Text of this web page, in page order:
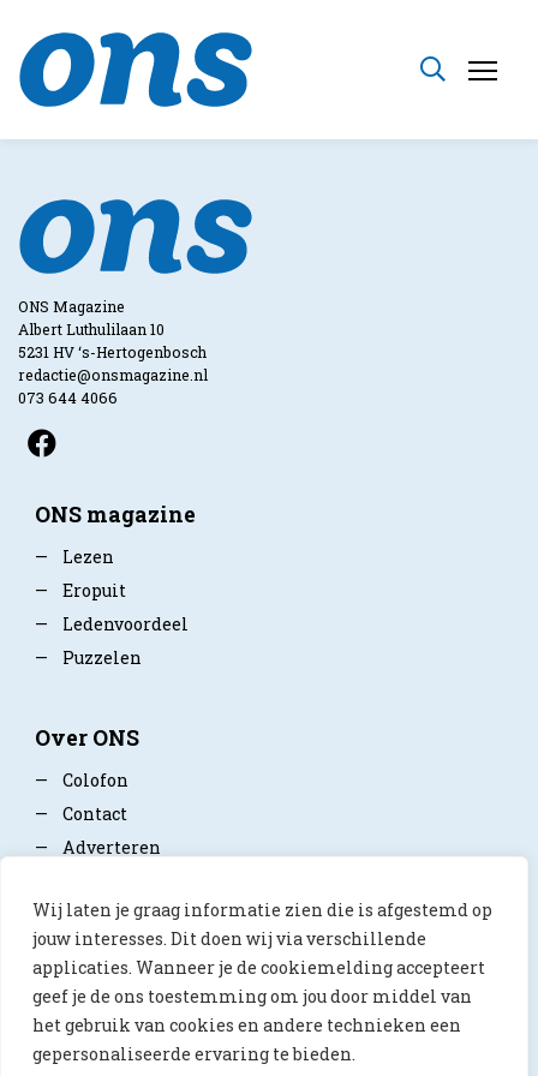
Wij laten je graag informatie zien die is afgestemd op
jouw interesses. Dit doen wij via verschillende
applicaties. Wanneer je de cookiemelding accepteert
geef je de ons toestemming om jou door middel van
het gebruik van cookies en andere technieken een
gepersonaliseerde ervaring te bieden.
ONS Magazine
Albert Luthulilaan 10
5231 HV ‘s-Hertogenbosch
redactie@onsmagazine.nl
073 644 4066
ONS magazine
—
Lezen
—
Eropuit
—
Ledenvoordeel
—
Puzzelen
Over ONS
—
Colofon
—
Contact
—
Adverteren
—Privacy policy
© 2026 ONS Magazine